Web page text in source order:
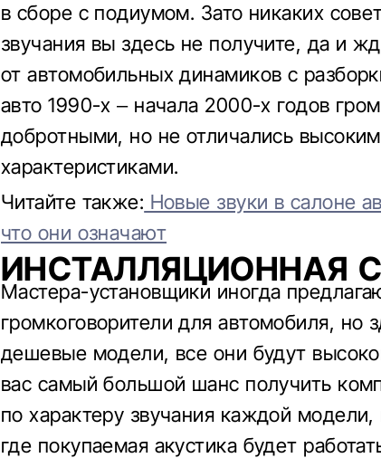
в сборе с подиумом. Зато никаких
звучания вы здесь не получите, да и
от автомобильных динамиков с
авто 1990-х – начала 2000-х годов
добротными, но не отличались
характеристиками.
Читайте также: Новые звуки в салоне
что они означают
ИНСТАЛЛЯЦИОННАЯ
Мастера-установщики иногда
громкоговорители для автомобиля, но
дешевые модели, все они будут
вас самый большой шанс получить
по характеру звучания каждой
где покупаемая акустика будет